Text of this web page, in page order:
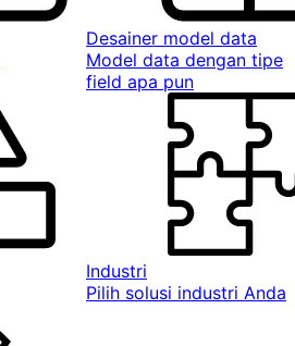
Desainer model data
Model data dengan tipe
field apa pun
Industri
Pilih solusi industri Anda